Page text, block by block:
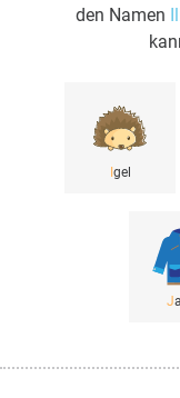
den Namen
gel
J